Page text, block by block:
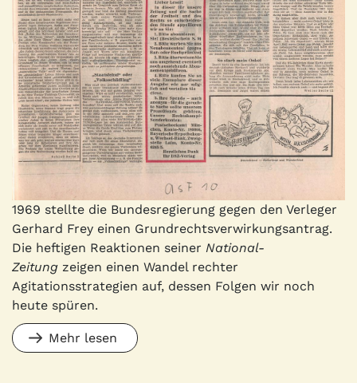
1969 stellte die Bundesregierung gegen den Verleger
Gerhard Frey einen Grundrechtsverwirkungsantrag.
Die heftigen Reaktionen seiner National-
Zeitung zeigen einen Wandel rechter
Agitationsstrategien auf, dessen Folgen wir noch
heute spüren.
Mehr lesen